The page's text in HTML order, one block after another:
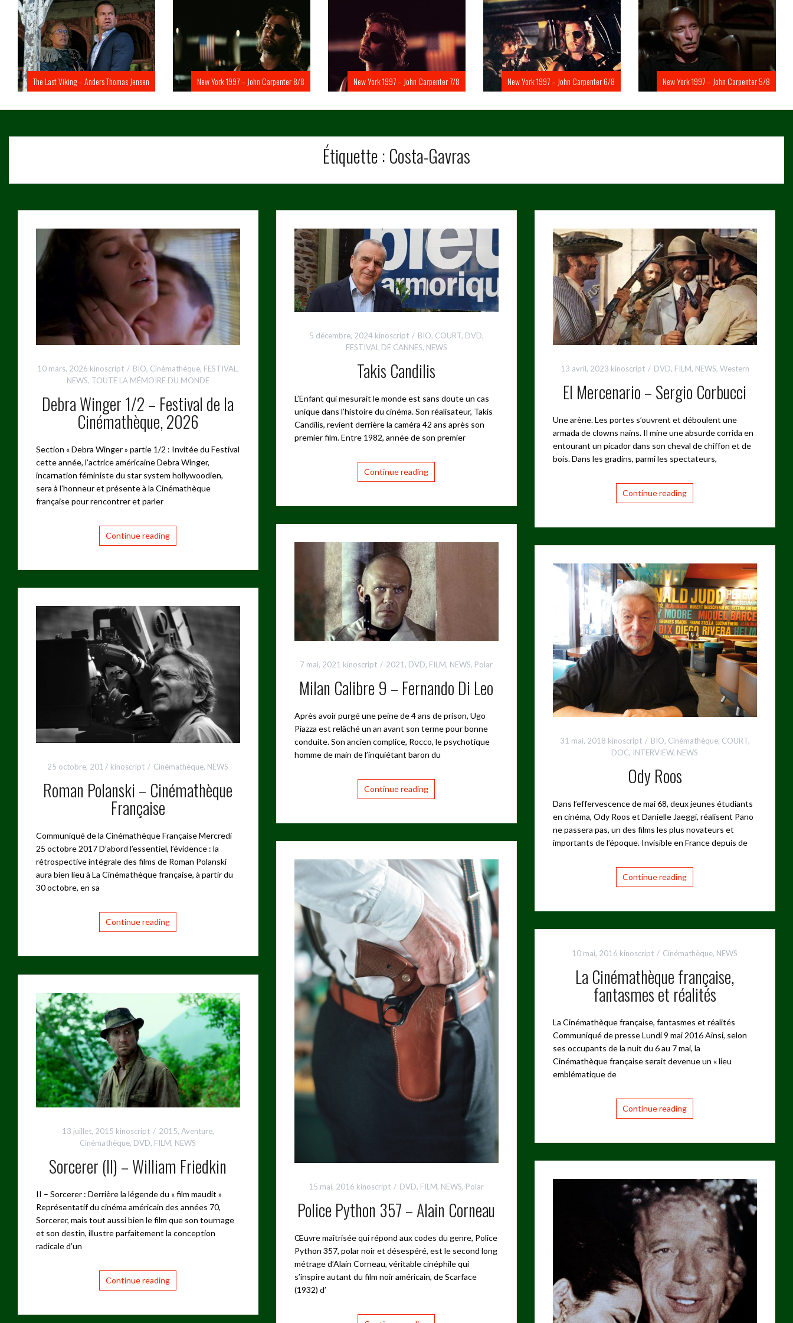
The Last Viking – Anders Thomas Jensen New York 1997 – John Carpenter 8/8 New York 1997 – John Carpenter 7/8 New York 1997 – John Carpenter 6/8 New York 1997 – John Carpenter 5/8
Étiquette : Costa-Gavras
10 mars, 2026 kinoscript BIO, Cinémathèque, FESTIVAL,
NEWS, TOUTE LA MÉMOIRE DU MONDE
Debra Winger 1/2 – Festival de la
Cinémathèque, 2026
Section « Debra Winger » partie 1/2 : Invitée du Festival
cette année, l’actrice américaine Debra Winger,
incarnation féministe du star system hollywoodien,
sera à l’honneur et présente à la Cinémathèque
française pour rencontrer et parler
Continue reading
5 décembre, 2024 kinoscript BIO, COURT, DVD,
FESTIVAL DE CANNES, NEWS
Takis Candilis
L’Enfant qui mesurait le monde est sans doute un cas
unique dans l’histoire du cinéma. Son réalisateur, Takis
Candilis, revient derrière la caméra 42 ans après son
premier film. Entre 1982, année de son premier
Continue reading
13 avril, 2023 kinoscript DVD, FILM, NEWS, Western
El Mercenario – Sergio Corbucci
Une arène. Les portes s’ouvrent et déboulent une
armada de clowns nains. Il mine une absurde corrida en
entourant un picador dans son cheval de chiffon et de
bois. Dans les gradins, parmi les spectateurs,
Continue reading
7 mai, 2021 kinoscript 2021, DVD, FILM, NEWS, Polar
Milan Calibre 9 – Fernando Di Leo
Après avoir purgé une peine de 4 ans de prison, Ugo
Piazza est relâché un an avant son terme pour bonne
conduite. Son ancien complice, Rocco, le psychotique
homme de main de l’inquiétant baron du
Continue reading
31 mai, 2018 kinoscript BIO, Cinémathèque, COURT,
DOC, INTERVIEW, NEWS
Ody Roos
Dans l’effervescence de mai 68, deux jeunes étudiants
en cinéma, Ody Roos et Danielle Jaeggi, réalisent Pano
ne passera pas, un des films les plus novateurs et
importants de l’époque. Invisible en France depuis de
Continue reading
25 octobre, 2017 kinoscript Cinémathèque, NEWS
Roman Polanski – Cinémathèque
Française
Communiqué de la Cinémathèque Française Mercredi
25 octobre 2017 D’abord l’essentiel, l’évidence : la
rétrospective intégrale des films de Roman Polanski
aura bien lieu à La Cinémathèque française, à partir du
30 octobre, en sa
Continue reading
15 mai, 2016 kinoscript DVD, FILM, NEWS, Polar
Police Python 357 – Alain Corneau
Œuvre maîtrisée qui répond aux codes du genre, Police
Python 357, polar noir et désespéré, est le second long
métrage d’Alain Corneau, véritable cinéphile qui
s’inspire autant du film noir américain, de Scarface
(1932) d’
10 mai, 2016 kinoscript Cinémathèque, NEWS
La Cinémathèque française,
fantasmes et réalités
La Cinémathèque française, fantasmes et réalités
Communiqué de presse Lundi 9 mai 2016 Ainsi, selon
ses occupants de la nuit du 6 au 7 mai, la
Cinémathèque française serait devenue un « lieu
emblématique de
Continue reading
13 juillet, 2015 kinoscript 2015, Aventure,
Cinémathèque, DVD, FILM, NEWS
Sorcerer (II) – William Friedkin
II – Sorcerer : Derrière la légende du « film maudit »
Représentatif du cinéma américain des années 70,
Sorcerer, mais tout aussi bien le film que son tournage
et son destin, illustre parfaitement la conception
radicale d’un
Continue reading